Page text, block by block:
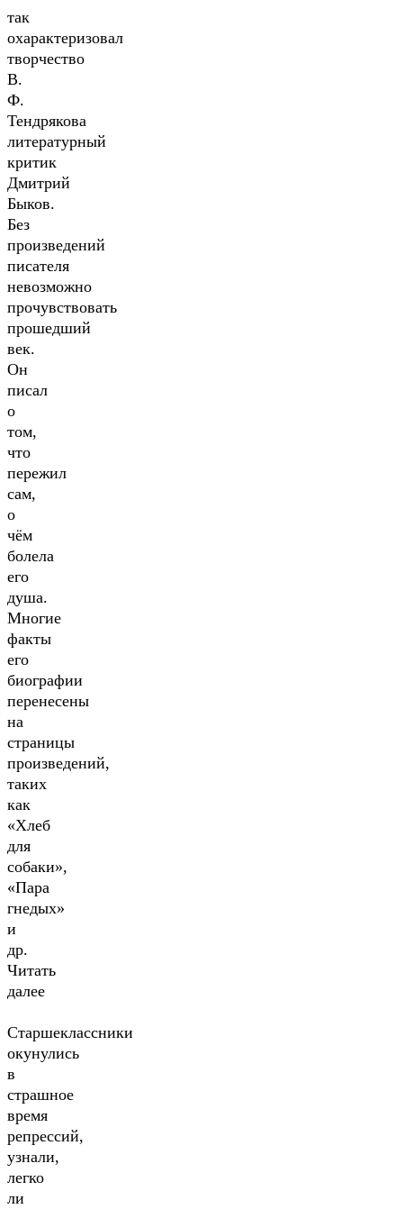
так
охарактеризовал
творчество
В.
Ф.
Тендрякова
литературный
критик
Дмитрий
Быков.
Без
произведений
писателя
невозможно
прочувствовать
прошедший
век.
Он
писал
о
том,
что
пережил
сам,
о
чём
болела
его
душа.
Многие
факты
его
биографии
перенесены
на
страницы
произведений,
таких
как
«Хлеб
для
собаки»,
«Пара
гнедых»
и
др.
Читать
далее
Старшеклассники
окунулись
в
страшное
время
репрессий,
узнали,
легко
ли